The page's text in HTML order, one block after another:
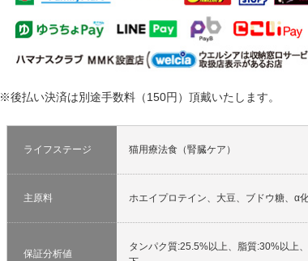
※後払い決済は別途手数料（150円）頂戴いたします。
ライフステージ 猫用療法食（腎臓ケア）
主原料 ホエイプロテイン、大豆、ブドウ糖、α
保証分析値
タンパク質:25.5%以上、脂質:30%以上